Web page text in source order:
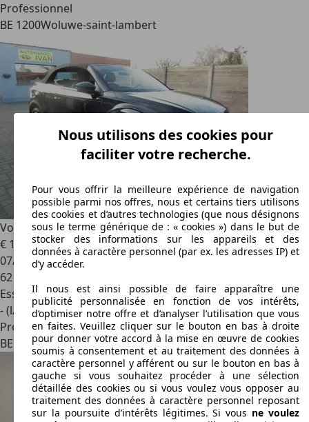
Professionnel
BE 1200Woluwe-saint-lambert
Volkswagen T-RocT-Roc Cabriolet 1.0 TSI Style OPF (EU6AP)
€ 18 950
07/2021
62 600 km
Essence
- (l/100 km)
Professionnel
BE 2940Hoevenen
Nous utilisons des cookies pour
faciliter votre recherche.
Pour vous offrir la meilleure expérience de navigation
possible parmi nos offres, nous et certains tiers utilisons
des cookies et d’autres technologies (que nous désignons
sous le terme générique de : « cookies ») dans le but de
stocker des informations sur les appareils et des
données à caractère personnel (par ex. les adresses IP) et
d’y accéder.
Il nous est ainsi possible de faire apparaître une
publicité personnalisée en fonction de vos intérêts,
d’optimiser notre offre et d’analyser l’utilisation que vous
en faites. Veuillez cliquer sur le bouton en bas à droite
pour donner votre accord à la mise en œuvre de cookies
soumis à consentement et au traitement des données à
caractère personnel y afférent ou sur le bouton en bas à
gauche si vous souhaitez procéder à une sélection
détaillée des cookies ou si vous voulez vous opposer au
traitement des données à caractère personnel reposant
sur la poursuite d’intérêts légitimes. Si vous ne voulez